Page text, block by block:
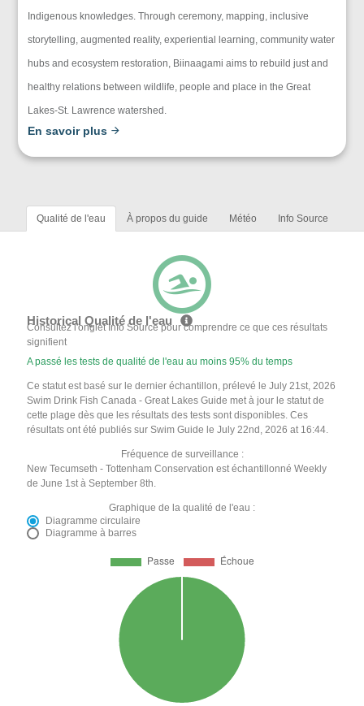
Indigenous knowledges. Through ceremony, mapping, inclusive
storytelling, augmented reality, experiential learning, community water
hubs and ecosystem restoration, Biinaagami aims to rebuild just and
healthy relations between wildlife, people and place in the Great
Lakes-St. Lawrence watershed.
En savoir plus
Qualité de l'eau À propos du guide Météo Info Source
Historical Qualité de l'eau
Consultez l'onglet Info Source pour comprendre ce que ces résultats
signifient
A passé les tests de qualité de l'eau au moins 95% du temps
Ce statut est basé sur le dernier échantillon, prélevé le July 21st, 2026
Swim Drink Fish Canada - Great Lakes Guide met à jour le statut de
cette plage dès que les résultats des tests sont disponibles. Ces
résultats ont été publiés sur Swim Guide le July 22nd, 2026 at 16:44.
Fréquence de surveillance :
New Tecumseth - Tottenham Conservation est échantillonné Weekly
de June 1st à September 8th.
Graphique de la qualité de l'eau :
Diagramme circulaire
Diagramme à barres